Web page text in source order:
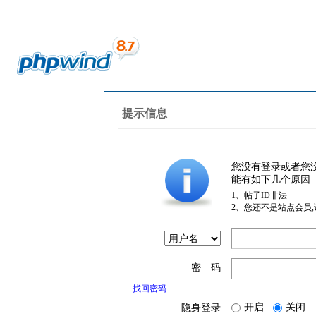
提示信息
您没有登录或者您
能有如下几个原因
1、帖子ID非法
2、您还不是站点会员
密 码
找回密码
隐身登录 开启 关闭